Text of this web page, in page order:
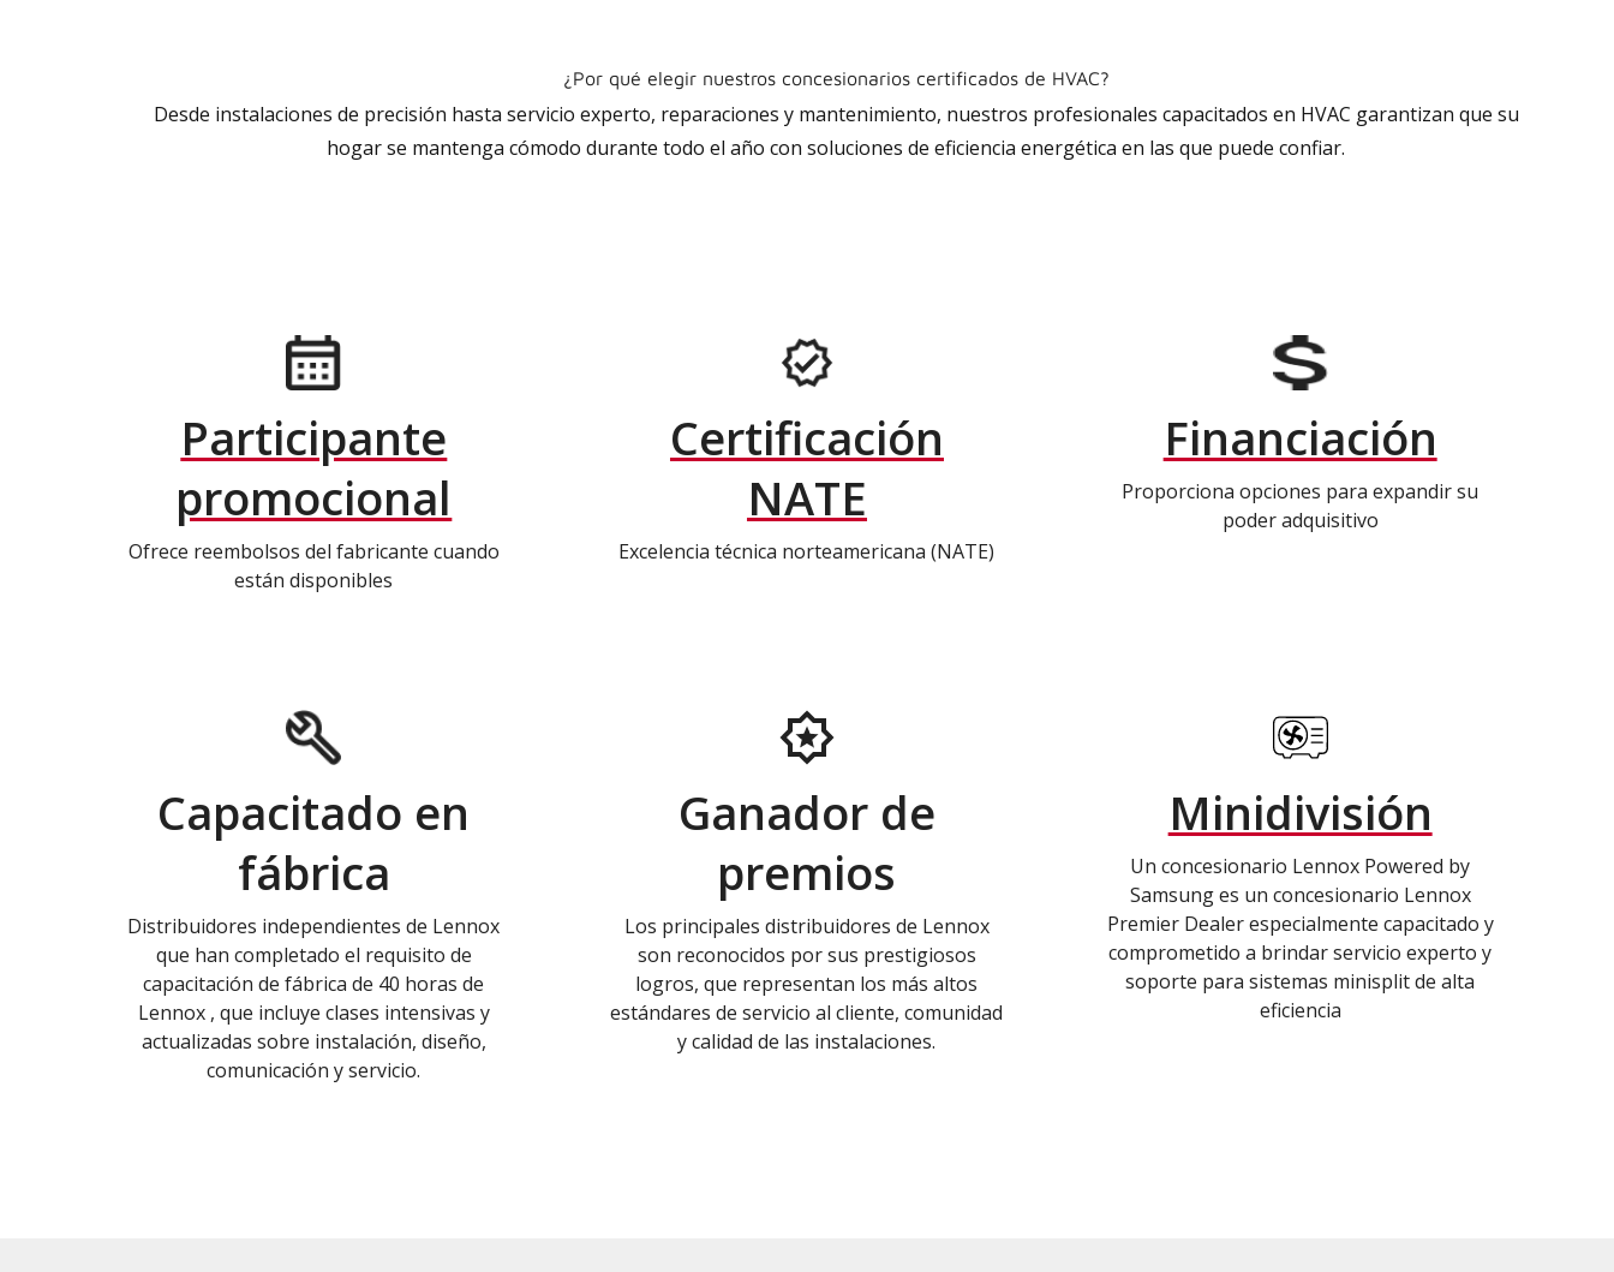
¿Por qué elegir nuestros concesionarios certificados de HVAC?
Desde instalaciones de precisión hasta servicio experto, reparaciones y mantenimiento, nuestros profesionales capacitados en HVAC garantizan que su
hogar se mantenga cómodo durante todo el año con soluciones de eficiencia energética en las que puede confiar.
Participante
promocional
Ofrece reembolsos del fabricante cuando
están disponibles
Certificación
NATE
Excelencia técnica norteamericana (NATE)
Financiación
Proporciona opciones para expandir su
poder adquisitivo
Capacitado en
fábrica
Distribuidores independientes de Lennox
que han completado el requisito de
capacitación de fábrica de 40 horas de
Lennox , que incluye clases intensivas y
actualizadas sobre instalación, diseño,
comunicación y servicio.
Ganador de
premios
Los principales distribuidores de Lennox
son reconocidos por sus prestigiosos
logros, que representan los más altos
estándares de servicio al cliente, comunidad
y calidad de las instalaciones.
Minidivisión
Un concesionario Lennox Powered by
Samsung es un concesionario Lennox
Premier Dealer especialmente capacitado y
comprometido a brindar servicio experto y
soporte para sistemas minisplit de alta
eficiencia